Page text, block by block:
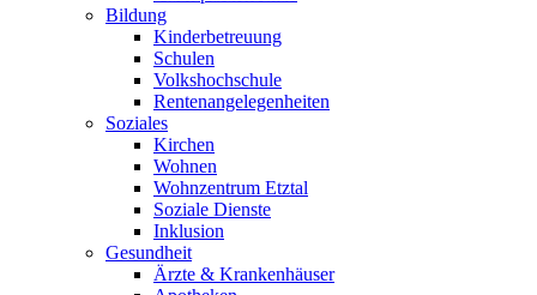
Bildung
Kinderbetreuung
Schulen
Volkshochschule
Rentenangelegenheiten
Soziales
Kirchen
Wohnen
Wohnzentrum Etztal
Soziale Dienste
Inklusion
Gesundheit
Ärzte & Krankenhäuser